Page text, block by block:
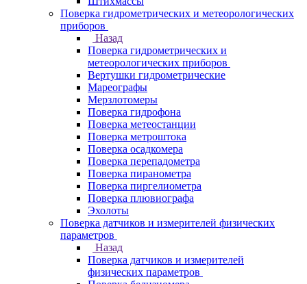
Поверка гидрометрических и метеорологических
приборов
Назад
Поверка гидрометрических и
метеорологических приборов
Вертушки гидрометрические
Мареографы
Мерзлотомеры
Поверка гидрофона
Поверка метеостанции
Поверка метроштока
Поверка осадкомера
Поверка перепадометра
Поверка пиранометра
Поверка пиргелиометра
Поверка плювиографа
Эхолоты
Поверка датчиков и измерителей физических
параметров
Назад
Поверка датчиков и измерителей
физических параметров